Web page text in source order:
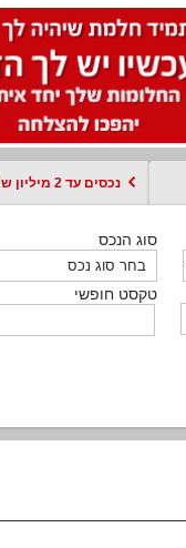
נכסים עד 2 מיליון ש”ח
סוג הנכס
טקסט חופשי
סוג הנכס
טקסט חופשי
סוג הנכס
טקסט חופשי
סוג עסקה
טקסט חופשי
סוג הנכס
טקסט חופשי